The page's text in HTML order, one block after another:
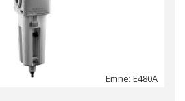
Emne: E480A